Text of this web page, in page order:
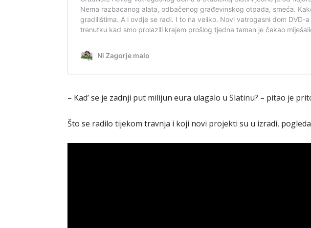
– Kad’ se je zadnji put milijun eura ulagalo u Slatinu? – pitao je
Što se radilo tijekom travnja i koji novi projekti su u izradi,